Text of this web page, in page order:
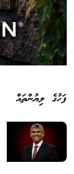
ފަހުގެ ލިޔުންތައް